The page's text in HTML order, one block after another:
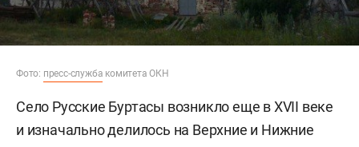
Фото: пресс-служба комитета ОКН
Село Русские Буртасы возникло еще в XVII веке
и изначально делилось на Верхние и Нижние